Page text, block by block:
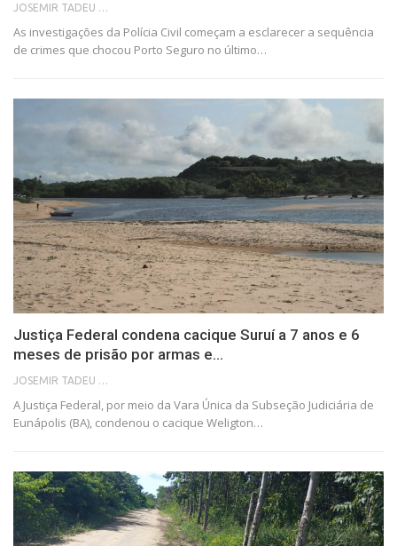
JOSEMIR TADEU FONSECA
As investigações da Polícia Civil começam a esclarecer a sequência
de crimes que chocou Porto Seguro no último…
Justiça Federal condena cacique Suruí a 7 anos e 6
meses de prisão por armas e…
JOSEMIR TADEU FONSECA
A Justiça Federal, por meio da Vara Única da Subseção Judiciária de
Eunápolis (BA), condenou o cacique Weligton…